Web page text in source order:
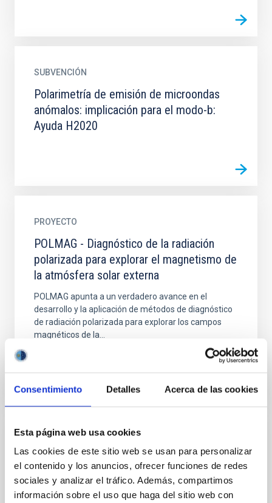
Consentimiento Detalles Acerca de las cookies
Esta página web usa cookies
Las cookies de este sitio web se usan para personalizar
el contenido y los anuncios, ofrecer funciones de redes
sociales y analizar el tráfico. Además, compartimos
información sobre el uso que haga del sitio web con
SUBVENCIÓN
Polarimetría de emisión de microondas
anómalos: implicación para el modo-b:
Ayuda H2020
PROYECTO
POLMAG - Diagnóstico de la radiación
polarizada para explorar el magnetismo de
la atmósfera solar externa
POLMAG apunta a un verdadero avance en el
desarrollo y la aplicación de métodos de diagnóstico
de radiación polarizada para explorar los campos
magnéticos de la...
RADIOFOREGROUNDS - Modelado
definitivo de los foregrounds de Radio : un
ingrediente clave para la cosmología